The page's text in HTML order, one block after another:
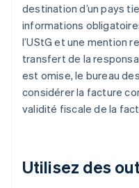
destination d’un pays
informations
l’UStG et une mention
transfert de la
est omise, le bureau
considérer la facture
validité fiscale de la
Utilisez des